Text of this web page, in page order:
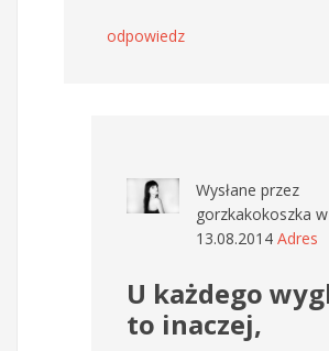
odpowiedz
Wysłane przez
gorzkakokoszka w
13.08.2014 Adres
U każdego
to inaczej,